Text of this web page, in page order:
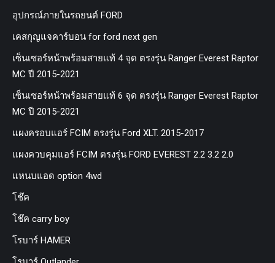
อุปกรณ์ภายในรถยนต์ FORD
เคสกุญแจคาร์บอน for ford next gen
เซ็นเซอร์หน้าพร้อมสายแท้ 4 จุด ตรงรุ่น Ranger Everest Raptor
MC ปี 2015-2021
เซ็นเซอร์หน้าพร้อมสายแท้ 6 จุด ตรงรุ่น Ranger Everest Raptor
MC ปี 2015-2021
แผงครอบแอร์ FCIM ตรงรุ่น Ford XLT. 2015-2017
แผงควบคุมแอร์ FCIM ตรงรุ่น FORD EVEREST 2.2 3.2 2.0
แหนบแอด option 4wd
โช๊ค
โช๊ค carry boy
โรบาร์ HAMER